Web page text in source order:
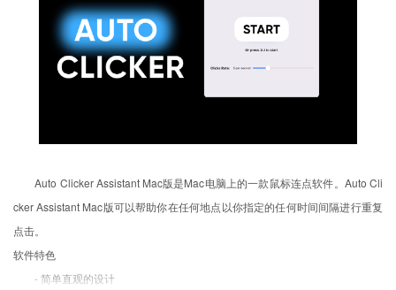
Auto Clicker Assistant Mac版是Mac电脑上的一款鼠标连点软件。Auto Cli
cker Assistant Mac版可以帮助你在任何地点以你指定的任何时间间隔进行重复
点击。
软件特色
- 简单直观的设计